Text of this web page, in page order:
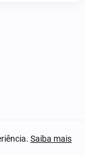
reservados.
Saiba mais